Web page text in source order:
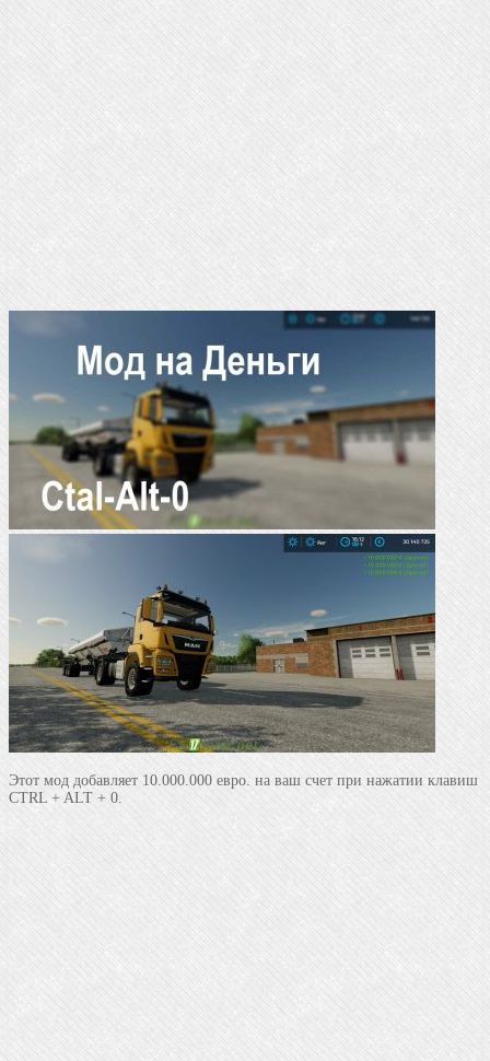
Этот мод добавляет 10.000.000 евро. на ваш счет при нажатии клавиш
CTRL + ALT + 0.